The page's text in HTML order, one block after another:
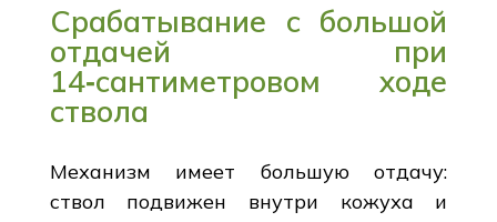
Срабатывание с большой
отдачей при
14‑сантиметровом ходе
ствола
Механизм имеет большую отдачу:
ствол подвижен внутри кожуха и